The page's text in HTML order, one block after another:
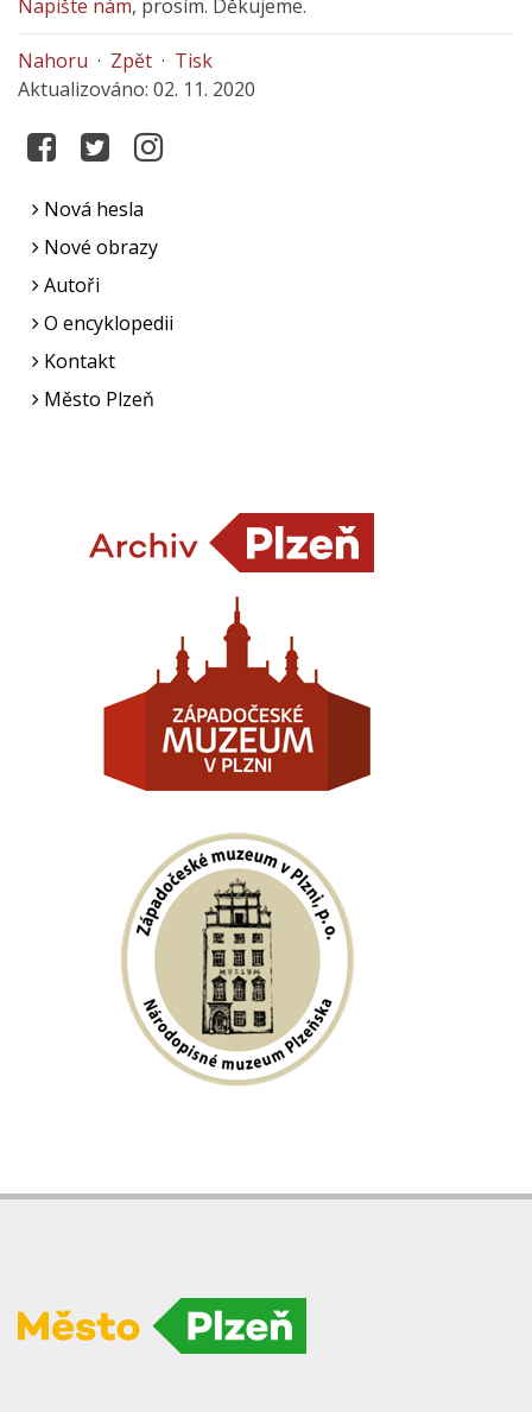
Napište nám, prosím. Děkujeme.
Nahoru · Zpět · Tisk
Aktualizováno: 02. 11. 2020
Nová hesla
Nové obrazy
Autoři
O encyklopedii
Kontakt
Město Plzeň